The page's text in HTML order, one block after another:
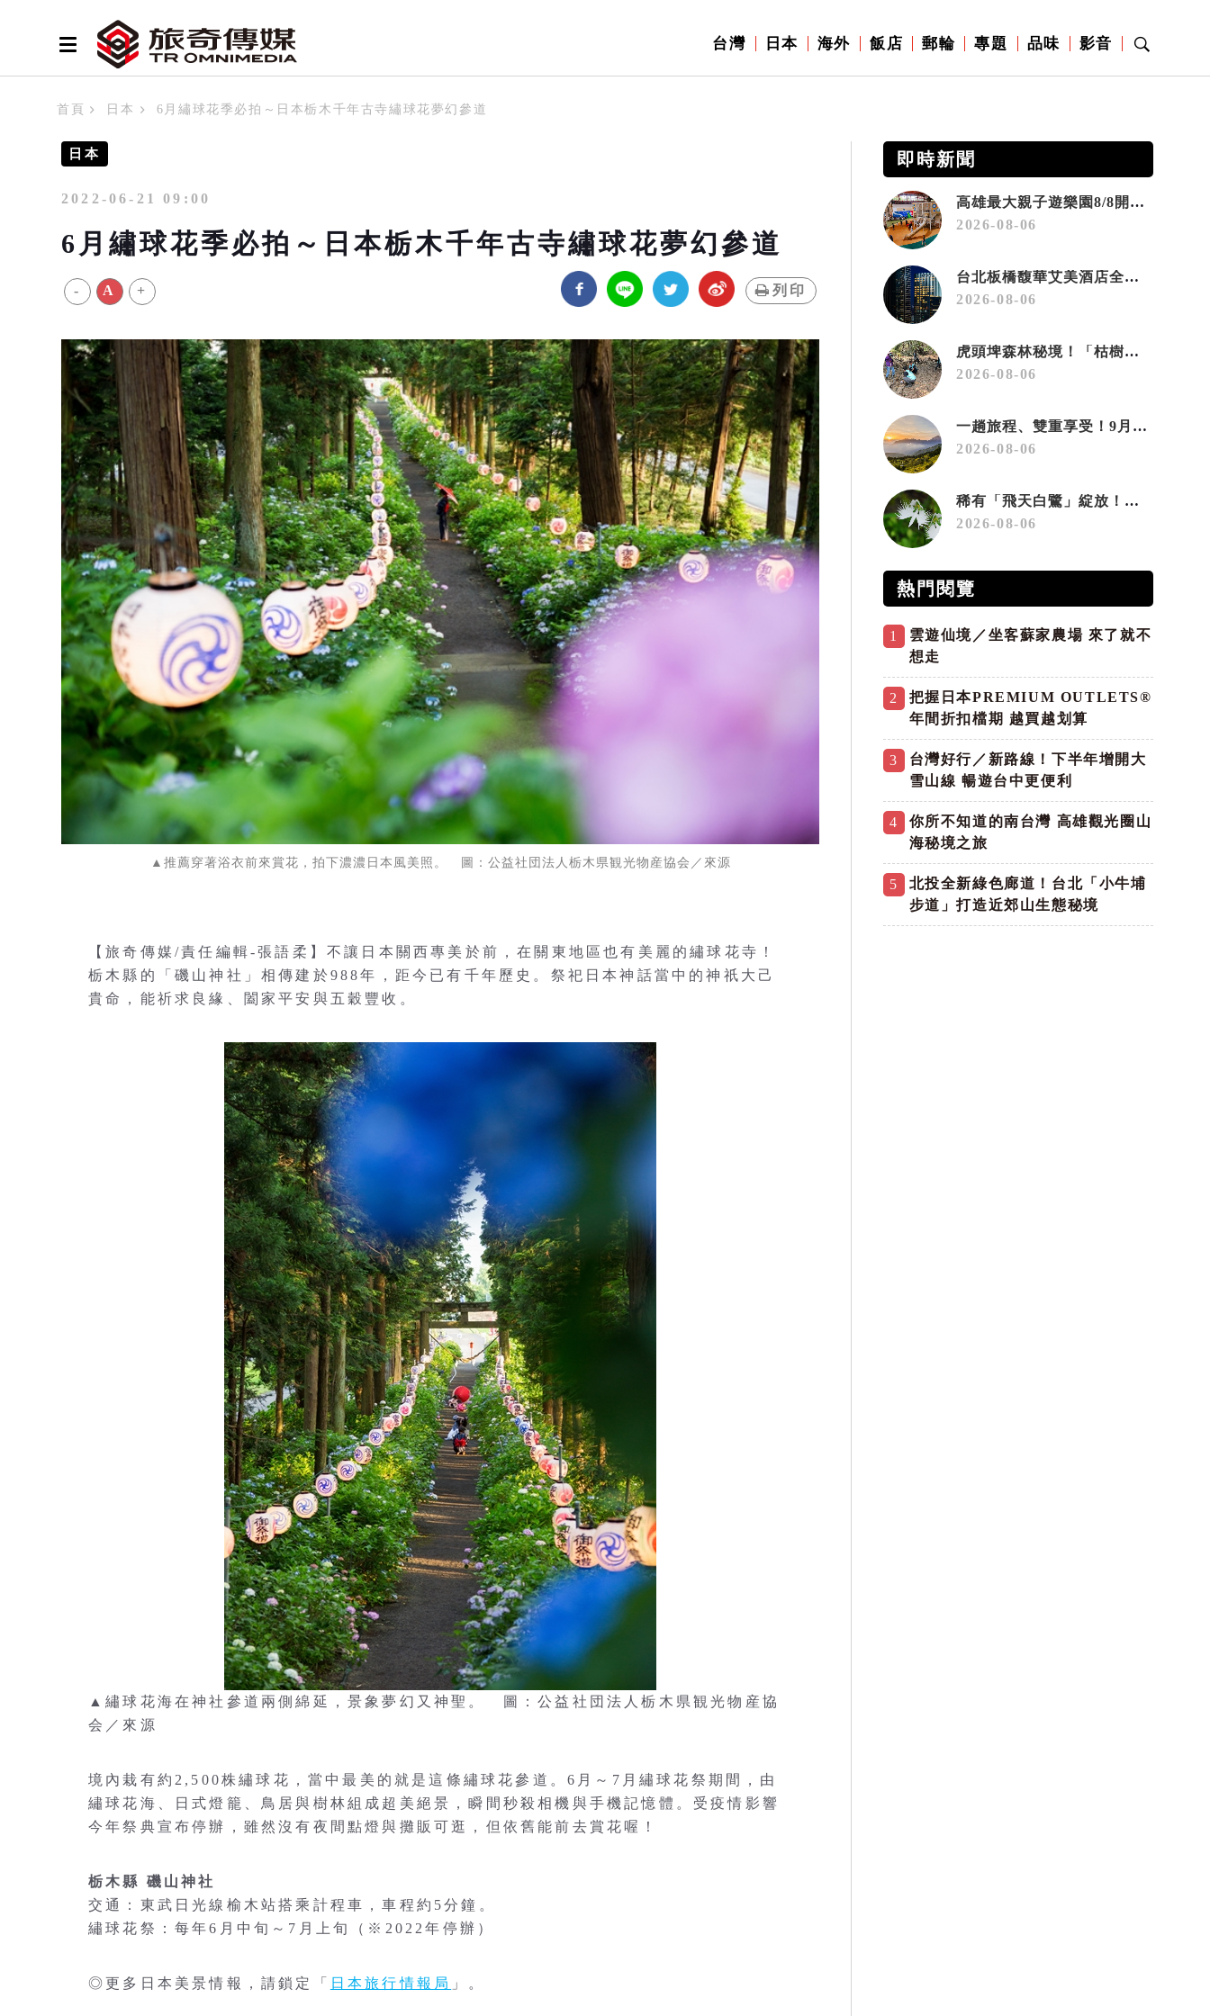
台灣 日本 海外 飯店 郵輪 專題 品味 影音
首頁 日本 6月繡球花季必拍～日本栃木千年古寺繡球花夢幻參道
日本
2022-06-21 09:00
6月繡球花季必拍～日本栃木千年古寺繡球花夢幻參道
- A + 列印
▲推薦穿著浴衣前來賞花，拍下濃濃日本風美照。 圖：公益社団法人栃木県観光物産協会／來源
【旅奇傳媒/責任編輯-張語柔】不讓日本關西專美於前，在關東地區也有美麗的繡球花寺！
栃木縣的「磯山神社」相傳建於988年，距今已有千年歷史。祭祀日本神話當中的神祇大己
貴命，能祈求良緣、闔家平安與五穀豐收。
▲繡球花海在神社參道兩側綿延，景象夢幻又神聖。 圖：公益社団法人栃木県観光物産協
会／來源
境內栽有約2,500株繡球花，當中最美的就是這條繡球花參道。6月～7月繡球花祭期間，由
繡球花海、日式燈籠、鳥居與樹林組成超美絕景，瞬間秒殺相機與手機記憶體。受疫情影響
今年祭典宣布停辦，雖然沒有夜間點燈與攤販可逛，但依舊能前去賞花喔！
栃木縣 磯山神社
交通：東武日光線榆木站搭乘計程車，車程約5分鐘。
繡球花祭：每年6月中旬～7月上旬（※2022年停辦）
◎更多日本美景情報，請鎖定「 日本旅行情報局 」。
即時新聞
高雄最大親子遊樂園8/8開幕！30項設施免費玩、YOYO家族嗨翻暑假
2026-08-06
台北板橋馥華艾美酒店全新開幕 感官藝術策展打造旅居新風格
2026-08-06
虎頭埤森林秘境！「枯樹籬步道」生態復育有成 走進大自然生命教室
2026-08-06
一趟旅程、雙重享受！9月住宿合歡山 順遊奧萬大10元優惠入園
2026-08-06
稀有「飛天白鷺」綻放！神戶六甲高山植物園「鷺草」珍貴現身
2026-08-06
熱門閱覽
1
雲遊仙境／坐客蘇家農場 來了就不
想走
2
把握日本PREMIUM OUTLETS®
年間折扣檔期 越買越划算
3
台灣好行／新路線！下半年增開大
雪山線 暢遊台中更便利
4
你所不知道的南台灣 高雄觀光圈山
海秘境之旅
5
北投全新綠色廊道！台北「小牛埔
步道」打造近郊山生態秘境